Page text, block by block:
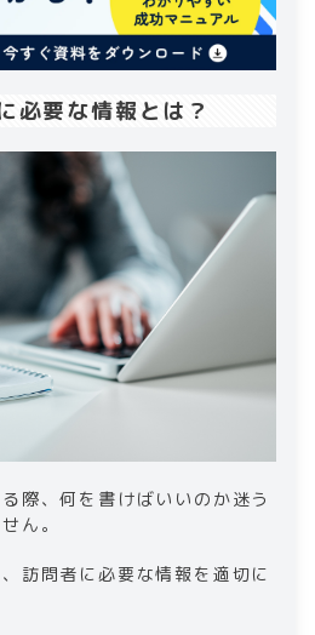
必要な情報とは？
際、何を書けばいいのか迷う
ん。
訪問者に必要な情報を適切に